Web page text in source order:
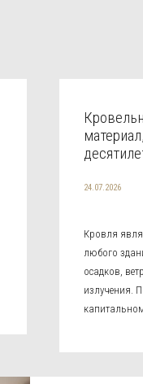
24.07.2026
Кровля
любого
осадков,
излучения.